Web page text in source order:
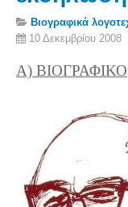
Σερβαίοι Συγγραφείς/
Σερβαίοι Καλλιτέχνες
Σερβαίοι Αγωνιστές/
Σύνδεσμος Σερβαίων
Εφημερίδα Αρτοζήνος
Ηλεκτρονική έκδοση
Βιογραφικά
10 Δεκεμβρίου 2008
A) ΒΙΟΓΡΑΦΙΚΟ